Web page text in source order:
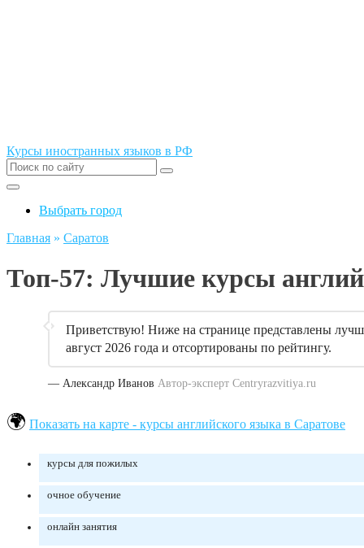
Курсы иностранных языков в РФ
Выбрать город
Главная » Саратов
Топ-57: Лучшие курсы
Приветствую! Ниже на странице представлены
август 2026 года и отсортированы по рейтингу.
— Александр Иванов Автор-эксперт Centryrazvitiya.ru
Показать на карте - курсы английского языка в Саратове
курсы для пожилых
очное обучение
онлайн занятия